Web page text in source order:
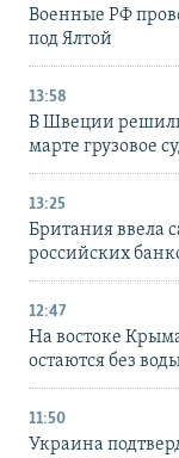
Военные РФ
под Ялтой
13:58
В Швеции
марте грузовое
13:25
Британия ввела
российских
12:47
На востоке
остаются без
11:50
Украина